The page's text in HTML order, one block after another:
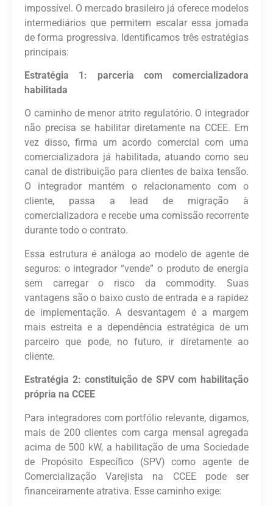
impossível. O mercado brasileiro já oferece modelos
intermediários que permitem escalar essa jornada
de forma progressiva. Identificamos três estratégias
principais:
Estratégia 1: parceria com comercializadora
habilitada
O caminho de menor atrito regulatório. O integrador
não precisa se habilitar diretamente na CCEE. Em
vez disso, firma um acordo comercial com uma
comercializadora já habilitada, atuando como seu
canal de distribuição para clientes de baixa tensão.
O integrador mantém o relacionamento com o
cliente, passa a lead de migração à
comercializadora e recebe uma comissão recorrente
durante todo o contrato.
Essa estrutura é análoga ao modelo de agente de
seguros: o integrador “vende” o produto de energia
sem carregar o risco da commodity. Suas
vantagens são o baixo custo de entrada e a rapidez
de implementação. A desvantagem é a margem
mais estreita e a dependência estratégica de um
parceiro que pode, no futuro, ir diretamente ao
cliente.
Estratégia 2: constituição de SPV com habilitação
própria na CCEE
Para integradores com portfólio relevante, digamos,
mais de 200 clientes com carga mensal agregada
acima de 500 kW,a habilitação de uma Sociedade
de Propósito Específico (SPV) como agente de
Comercialização Varejista na CCEE pode ser
financeiramente atrativa. Esse caminho exige: